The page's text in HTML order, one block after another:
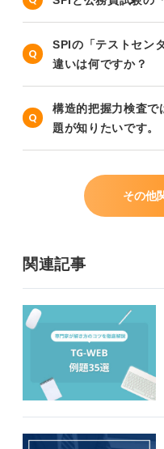
SPIの「テストセン
違いは何ですか？
構造的把握力検査で
題が知りたいです。
その他
関連記事